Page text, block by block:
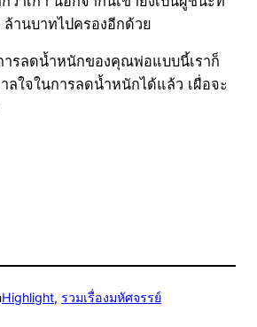
ล้านบาทไปครองอีกด้วย
ารลดน้ำหนักของคุณพ่อแบบนี้เราก็
ลใจในการลดน้ำหนักได้แล้ว เผื่อจะ
Highlight, รวมเรื่องมหัศจรรย์